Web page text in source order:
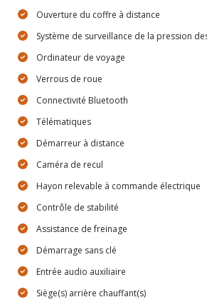
Ouverture du coffre à distance
Système de surveillance de la pression
Ordinateur de voyage
Verrous de roue
Connectivité Bluetooth
Télématiques
Démarreur à distance
Caméra de recul
Hayon relevable à commande électrique
Contrôle de stabilité
Assistance de freinage
Démarrage sans clé
Entrée audio auxiliaire
Siège(s) arrière chauffant(s)